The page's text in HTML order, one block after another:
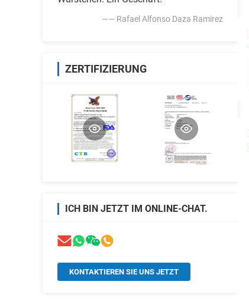
—— Rafael Alfonso Daza Ramirez
ZERTIFIZIERUNG
ICH BIN JETZT IM ONLINE-CHAT.
KONTAKTIEREN SIE UNS JETZT